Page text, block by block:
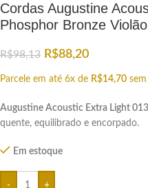
Cordas Augustine
Phosphor Bronze
R$98,13 R$88,20
Parcele em até 6x de R$14,70
Augustine Acoustic Extra Light
quente, equilibrado e encorpado.
Em estoque